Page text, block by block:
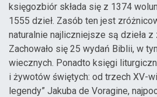
księgozbiór składa się z 1374
1555 dzieł. Zasób ten jest
naturalnie najliczniejsze są dzieła
Zachowało się 25 wydań Biblii, w
wiecznych. Ponadto księgi
i żywotów świętych: od trzech XV-
legendy” Jakuba de Voragine,